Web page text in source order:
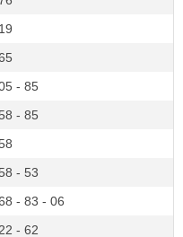
19
- 85
- 85
- 53
- 83 - 06
22 - 62